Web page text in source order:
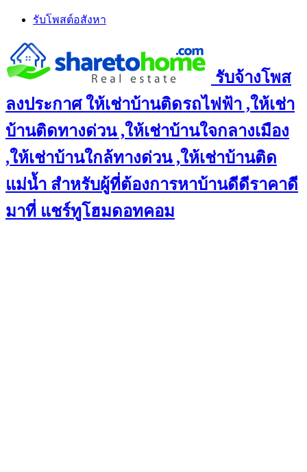
Skip
content
รับโพสต์อสังหา
รับจ้างโพส
ลงประกาศ ให้เช่าบ้านติดรถไฟฟ้า ,ให้เช่า
บ้านติดทางด่วน ,ให้เช่าบ้านใจกลางเมือง
,ให้เช่าบ้านใกล้ทางด่วน ,ให้เช่าบ้านติด
แม่น้ำ สำหรับผู้ที่ต้องการหาบ้านดีดีราคาดี
มาที่ แชร์ทูโฮมดอทคอม